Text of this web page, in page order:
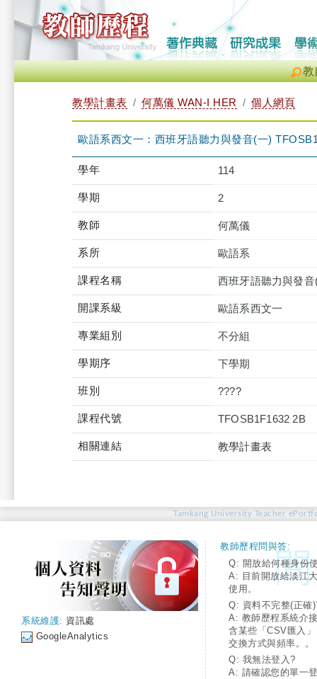
教
教學計畫表 何萬儀 WAN-I HER 個人網頁
歐語系西文一：西班牙語聽力與發音(一)
學年 114
學期 2
教師 何萬儀
系所 歐語系
課程名稱 西班牙語聽力與發
開課系級 歐語系西文一
專業組別 不分組
學期序 下學期
班別 ????
課程代號 TFOSB1F1632 2B
相關連結 教學計畫表
Tamkang University Teacher
系統維護: 資訊處
GoogleAnalytics
教師歷程問與答:
Q: 開放給何種身份
A: 目前開放給淡江
使用。
Q: 資料不完整(正確
A: 教師歷程系統介
含某些「CSV匯入
交換方式與頻率。。
Q: 我無法登入?
A: 請確認您的單一